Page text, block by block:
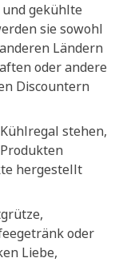
und gekühlte
sie sowohl
Ländern
oder andere
Discountern
stehen,
hergestellt
oder
Liebe,